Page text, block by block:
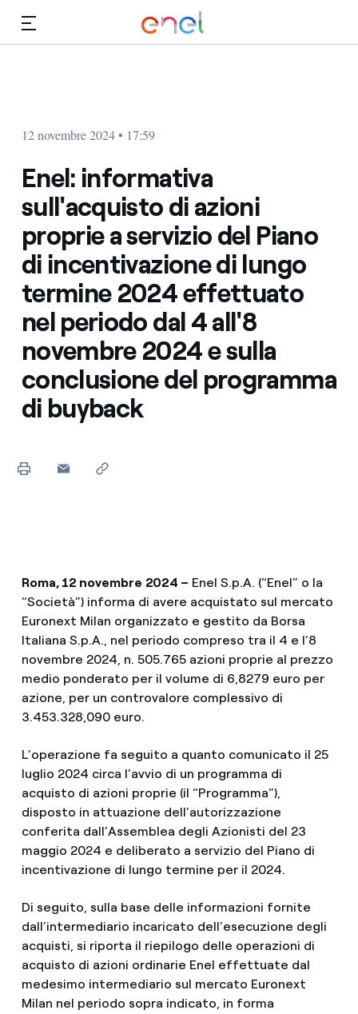
12 novembre 2024 • 17:59
Enel: informativa
sull'acquisto di azioni
proprie a servizio del Piano
di incentivazione di lungo
termine 2024 effettuato
nel periodo dal 4 all'8
novembre 2024 e sulla
conclusione del programma
di buyback
Roma, 12 novembre 2024 – Enel S.p.A. (“Enel” o la
“Società”) informa di avere acquistato sul mercato
Euronext Milan organizzato e gestito da Borsa
Italiana S.p.A., nel periodo compreso tra il 4 e l’8
novembre 2024, n. 505.765 azioni proprie al prezzo
medio ponderato per il volume di 6,8279 euro per
azione, per un controvalore complessivo di
3.453.328,090 euro.
L’operazione fa seguito a quanto comunicato il 25
luglio 2024 circa l’avvio di un programma di
acquisto di azioni proprie (il “Programma”),
disposto in attuazione dell’autorizzazione
conferita dall’Assemblea degli Azionisti del 23
maggio 2024 e deliberato a servizio del Piano di
incentivazione di lungo termine per il 2024.
Di seguito, sulla base delle informazioni fornite
dall’intermediario incaricato dell’esecuzione degli
acquisti, si riporta il riepilogo delle operazioni di
acquisto di azioni ordinarie Enel effettuate dal
medesimo intermediario sul mercato Euronext
Milan nel periodo sopra indicato, in forma